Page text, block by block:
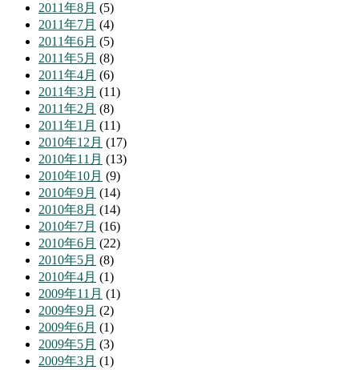
2011年8月 (5)
2011年7月 (4)
2011年6月 (5)
2011年5月 (8)
2011年4月 (6)
2011年3月 (11)
2011年2月 (8)
2011年1月 (11)
2010年12月 (17)
2010年11月 (13)
2010年10月 (9)
2010年9月 (14)
2010年8月 (14)
2010年7月 (16)
2010年6月 (22)
2010年5月 (8)
2010年4月 (1)
2009年11月 (1)
2009年9月 (2)
2009年6月 (1)
2009年5月 (3)
2009年3月 (1)